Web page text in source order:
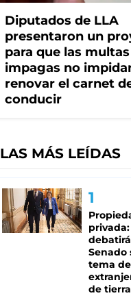
Diputados de LLA
presentaron un
para que las multas
impagas no
renovar el carnet
conducir
LAS MÁS LEÍDAS
Senado
tema
de